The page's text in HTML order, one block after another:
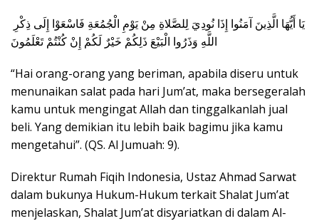
“Hai orang-orang yang beriman, apabila diseru untuk
menunaikan salat pada hari Jum’at, maka bersegeralah
kamu untuk mengingat Allah dan tinggalkanlah jual
beli. Yang demikian itu lebih baik bagimu jika kamu
mengetahui”. (QS. Al Jumuah: 9).
Direktur Rumah Fiqih Indonesia, Ustaz Ahmad Sarwat
dalam bukunya Hukum-Hukum terkait Shalat Jum’at
menjelaskan, Shalat Jum’at disyariatkan di dalam Al-